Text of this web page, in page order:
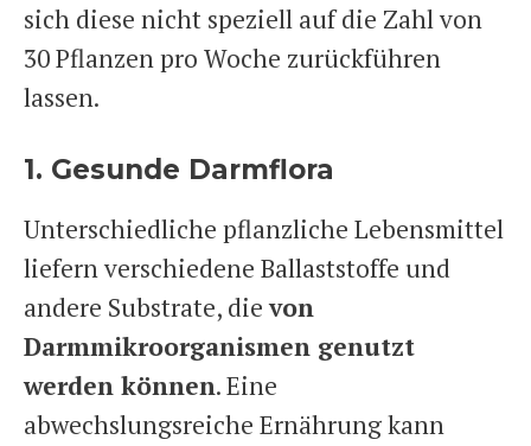
sich diese nicht speziell auf die Zahl von
30 Pflanzen pro Woche zurückführen
lassen.
1. Gesunde Darmflora
Unterschiedliche pflanzliche Lebensmittel
liefern verschiedene Ballaststoffe und
andere Substrate, dievon
Darmmikroorganismen genutzt
werden können. Eine
abwechslungsreiche Ernährung kann